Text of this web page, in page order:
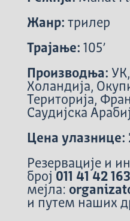
Жанр: трилер
Трајање: 105’
Производња:
Холандија,
Територија,
Саудијска
Цена улазнице:
Резервације и
број 011 41 42 163
мејла:
и путем наших